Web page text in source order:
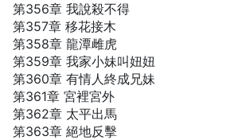
第356章 我說殺不得
第357章 移花接木
第358章 龍潭雌虎
第359章 我家小妹叫妞妞
第360章 有情人終成兄妹
第361章 宮裡宮外
第362章 太平出馬
第363章 絕地反擊